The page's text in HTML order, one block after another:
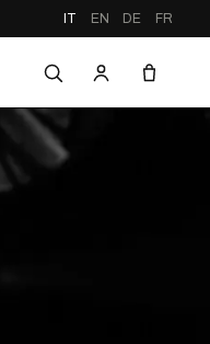
IT EN DE FR